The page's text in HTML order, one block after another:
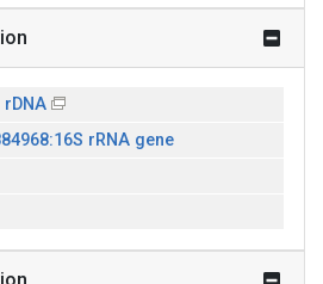
rDNA
rRNA gene